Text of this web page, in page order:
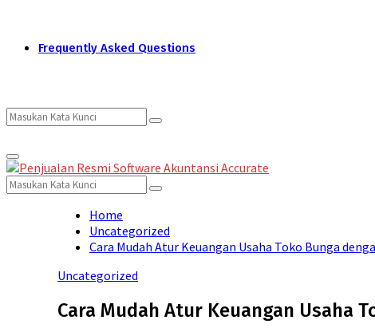
Frequently Asked Questions
Search
for:
Search
Primary
Menu
Search
for:
Search
Home
Uncategorized
Cara Mudah Atur Keuangan Usaha Toko Bunga
Uncategorized
Cara Mudah Atur Keuangan Usaha